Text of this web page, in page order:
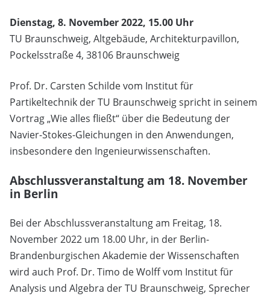
Dienstag, 8. November 2022, 15.00 Uhr
TU Braunschweig, Altgebäude, Architekturpavillon,
Pockelsstraße 4, 38106 Braunschweig
Prof. Dr. Carsten Schilde vom Institut für
Partikeltechnik der TU Braunschweig spricht in seinem
Vortrag „Wie alles fließt“ über die Bedeutung der
Navier-Stokes-Gleichungen in den Anwendungen,
insbesondere den Ingenieurwissenschaften.
Abschlussveranstaltung am 18. November
in Berlin
Bei der Abschlussveranstaltung am Freitag, 18.
November 2022 um 18.00 Uhr, in der Berlin-
Brandenburgischen Akademie der Wissenschaften
wird auch Prof. Dr. Timo de Wolff vom Institut für
Analysis und Algebra der TU Braunschweig, Sprecher